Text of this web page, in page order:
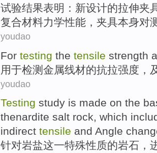
试验结果表明 ： 新设计的拉伸夹
复合材料力学性能 ，夹具本身对
youdao
For testing the tensile strength
用于检测 金属线材的抗拉强度 ，
youdao
Testing study is made on the
thenardite salt rock, which
indirect tensile and Angle
针对岩盐这一特殊性质的岩石 ，